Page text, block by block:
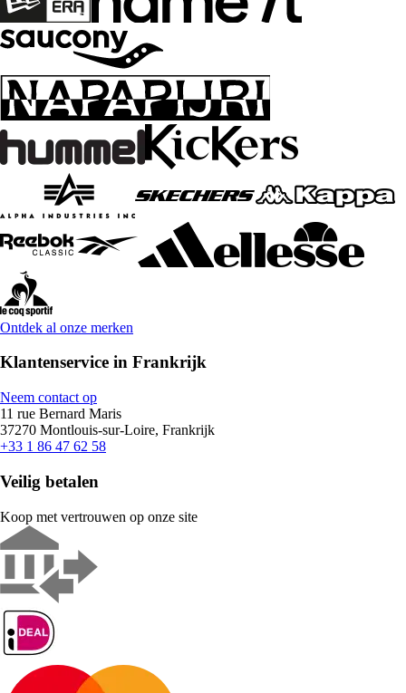
Ontdek al onze merken
Klantenservice in Frankrijk
Neem contact op
11 rue Bernard Maris
37270 Montlouis-sur-Loire, Frankrijk
+33 1 86 47 62 58
Veilig betalen
Koop met vertrouwen op onze site